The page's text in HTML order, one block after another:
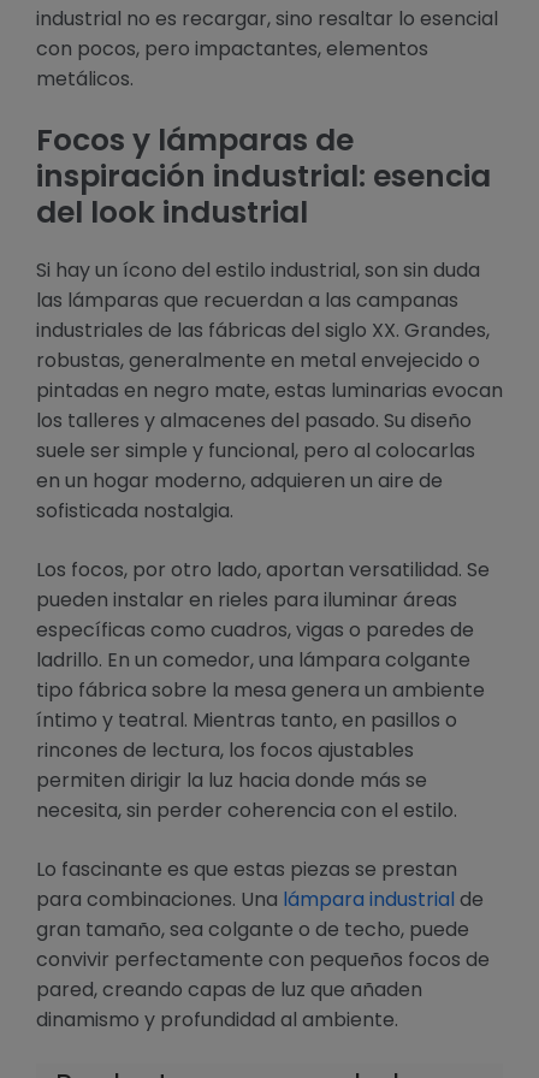
industrial no es recargar, sino resaltar lo esencial
con pocos, pero impactantes, elementos
metálicos.
Focos y lámparas de
inspiración industrial: esencia
del look industrial
Si hay un ícono del estilo industrial, son sin duda
las lámparas que recuerdan a las campanas
industriales de las fábricas del siglo XX. Grandes,
robustas, generalmente en metal envejecido o
pintadas en negro mate, estas luminarias evocan
los talleres y almacenes del pasado. Su diseño
suele ser simple y funcional, pero al colocarlas
en un hogar moderno, adquieren un aire de
sofisticada nostalgia.
Los focos, por otro lado, aportan versatilidad. Se
pueden instalar en rieles para iluminar áreas
específicas como cuadros, vigas o paredes de
ladrillo. En un comedor, una lámpara colgante
tipo fábrica sobre la mesa genera un ambiente
íntimo y teatral. Mientras tanto, en pasillos o
rincones de lectura, los focos ajustables
permiten dirigir la luz hacia donde más se
necesita, sin perder coherencia con el estilo.
Lo fascinante es que estas piezas se prestan
para combinaciones. Una lámpara industrial de
gran tamaño, sea colgante o de techo, puede
convivir perfectamente con pequeños focos de
pared, creando capas de luz que añaden
dinamismo y profundidad al ambiente.